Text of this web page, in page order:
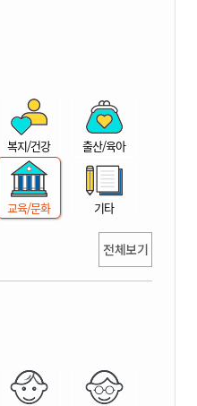
복지/건강 출산/육아
교육/문화 기타
전체보기